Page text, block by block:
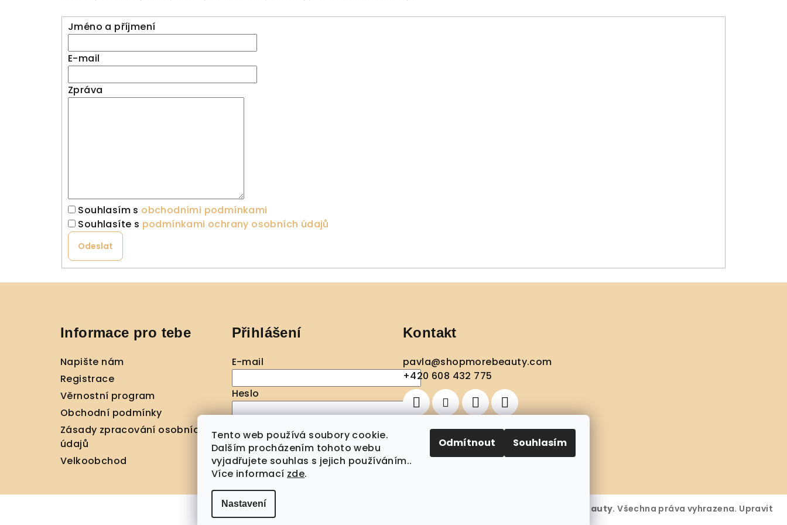
Tento web používá soubory cookie.
Dalším procházením tohoto webu
vyjadřujete souhlas s jejich používáním..
Více informací zde.
Nastavení
Odmítnout Souhlasím
Jméno a příjmení
E-mail
Zpráva
Souhlasím s obchodními podmínkami
Souhlasíte s podmínkami ochrany osobních údajů
Odeslat
Informace pro tebe
Napište nám
Registrace
Věrnostní program
Obchodní podmínky
Zásady zpracování osobních
údajů
Velkoobchod
Přihlášení
E-mail
Heslo
Přihlásit se
Nová registraceZapomenuté heslo
Kontakt
pavla@shopmorebeauty.com
+420 608 432 775
Shop More Beauty. Všechna práva vyhrazena. Upravit